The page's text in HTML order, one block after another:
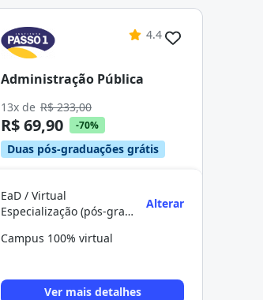
4.4
Administração Pública
13x de R$ 233,00
R$ 69,90 -70%
Duas pós-graduações grátis
EaD / Virtual
Especialização (pós-graduação)
Alterar
Campus 100% virtual
Ver mais detalhes